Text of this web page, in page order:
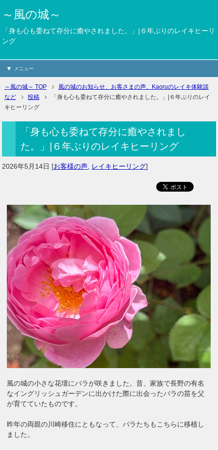
～風の城～
「身も心も委ねて存分に癒やされました。」|６年ぶりのレイキヒーリ
ング
メニュー
～風の城～ TOP
風の城のお知らせ、お客さまの声、Kaoruのレイキ体験談
など
投稿
「身も心も委ねて存分に癒やされました。」|６年ぶりのレイ
キヒーリング
「身も心も委ねて存分に癒やされまし
た。」|６年ぶりのレイキヒーリング
2026年5月14日 [お客様の声 レイキヒーリング]
風の城の小さな花壇にバラが咲きました。昔、家族で長野の有名
なイングリッシュガーデンに出かけた際に出会ったバラの苗を父
が育てていたものです。
昨年の両親の川崎移住にともなって、バラたちもこちらに移植し
ました。